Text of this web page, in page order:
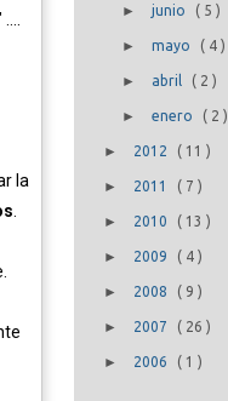
la
► junio ( 5 )
► mayo ( 4 )
► abril ( 2 )
► enero ( 2 )
► 2012 ( 11)
► 2011 ( 7)
► 2010 ( 13)
► 2009 ( 4)
► 2008 ( 9)
► 2007 ( 26)
► 2006 ( 1)